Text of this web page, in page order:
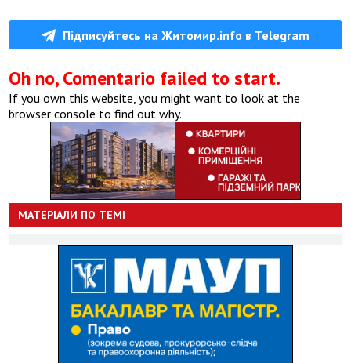
Підписуйтесь на Житомир.info в Telegram
Oh no, Comentario failed to start.
If you own this website, you might want to look at the
browser console to find out why.
МАТЕРІАЛИ ПО ТЕМІ